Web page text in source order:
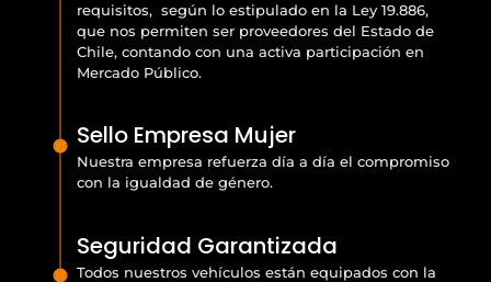
requisitos, según lo estipulado en la Ley 19.886,
que nos permiten ser proveedores del Estado de
Chile, contando con una activa participación en
Mercado Público.
Sello Empresa Mujer
Nuestra empresa refuerza día a día el compromiso
con la igualdad de género.
Seguridad Garantizada
Todos nuestros vehículos están equipados con la